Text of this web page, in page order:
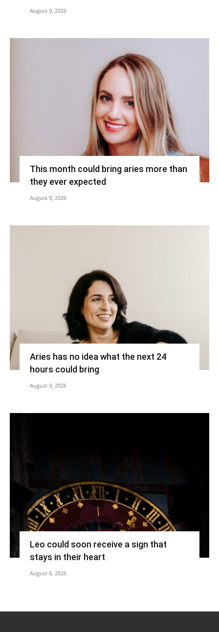
August 9, 2026
This month could bring aries more than
they ever expected
August 9, 2026
Aries has no idea what the next 24
hours could bring
August 9, 2026
Leo could soon receive a sign that
stays in their heart
August 8, 2026